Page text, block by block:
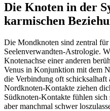
Die Knoten in der
karmischen
Die Mondknoten sind zentral für
Seelenverwandten-Astrologie.
Knotenachse einer anderen
Venus in Konjunktion mit dem
die Verbindung oft schicksalhaft
Nordknoten-Kontakte ziehen
Südknoten-Kontakte fühlen
aber manchmal schwer